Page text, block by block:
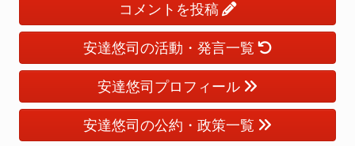
コメントを投稿
安達悠司の活動・発言一覧
安達悠司プロフィール
安達悠司の公約・政策一覧